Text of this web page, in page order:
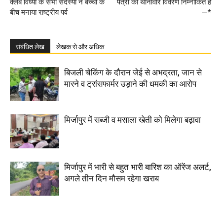
क्लब विंध्या के सभी सदस्यों ने बच्चों के
बीच मनाया राष्ट्रीय पर्व
पत्रों को थानावार विवरण निम्नांकित है
—*
संबंधित लेख लेखक से और अधिक
बिजली चेकिंग के दौरान जेई से अभद्रता, जान से
मारने व ट्रांसफार्मर उड़ाने की धमकी का आरोप
मिर्जापुर में सब्जी व मसाला खेती को मिलेगा बढ़ावा
मिर्जापुर में भारी से बहुत भारी बारिश का ऑरेंज अलर्ट,
अगले तीन दिन मौसम रहेगा खराब